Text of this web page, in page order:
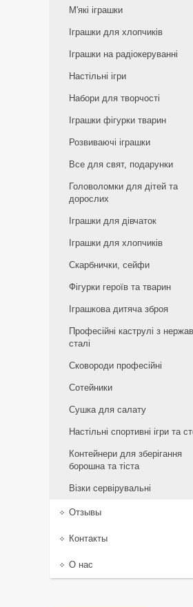
М'які іграшки
Іграшки для хлопчиків
Іграшки на радіокеруванні
Настільні ігри
Набори для творчості
Іграшки фігурки тварин
Розвиваючі іграшки
Все для свят, подарунки
Головоломки для дітей та
дорослих
Іграшки для дівчаток
Іграшки для хлопчиків
Скарбнички, сейфи
Фігурки героїв та тварин
Іграшкова дитяча зброя
Професійні каструлі з
сталі
Сковороди професійні
Сотейники
Сушка для салату
Настільні спортивні ігри та
Контейнери для зберігання
борошна та тіста
Візки сервірувальні
Отзывы
Контакты
О нас